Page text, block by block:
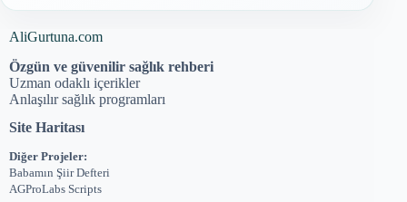
AliGurtuna.com
Özgün ve güvenilir sağlık rehberi
Uzman odaklı içerikler
Anlaşılır sağlık programları
Site Haritası
Diğer Projeler:
Babamın Şiir Defteri
AGProLabs Scripts